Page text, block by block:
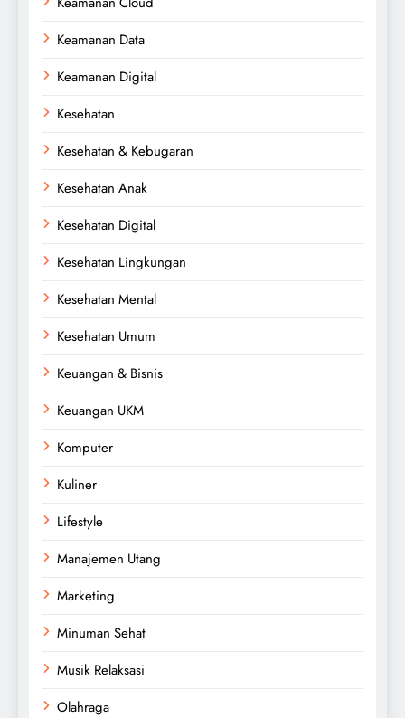
Keamanan Data
Keamanan Digital
Kesehatan
Kesehatan & Kebugaran
Kesehatan Anak
Kesehatan Digital
Kesehatan Lingkungan
Kesehatan Mental
Kesehatan Umum
Keuangan & Bisnis
Keuangan UKM
Komputer
Kuliner
Lifestyle
Manajemen Utang
Marketing
Minuman Sehat
Musik Relaksasi
Olahraga